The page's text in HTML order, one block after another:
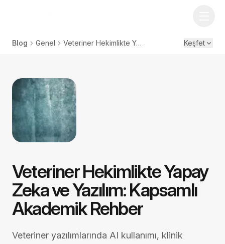
Blog Genel Veteriner Hekimlikte Yapay Zeka ve Yazılım: Kapsamlı Akademik Rehber Keşfet
Veteriner Hekimlikte Yapay
Zeka ve Yazılım: Kapsamlı
Akademik Rehber
Veteriner yazılımlarında AI kullanımı, klinik